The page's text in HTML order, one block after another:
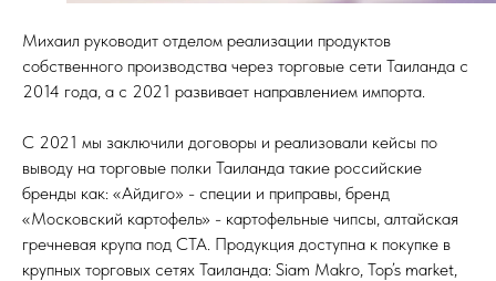
Михаил руководит отделом реализации продуктов
собственного производства через торговые сети Таиланда с
2014 года, а с 2021 развивает направлением импорта.
С 2021 мы заключили договоры и реализовали кейсы по
выводу на торговые полки Таиланда такие российские
бренды как: «Айдиго» - специи и приправы, бренд
«Московский картофель» - картофельные чипсы, алтайская
гречневая крупа под СТА. Продукция доступна к покупке в
крупных торговых сетях Таиланда: Siam Makro, Top’s market,